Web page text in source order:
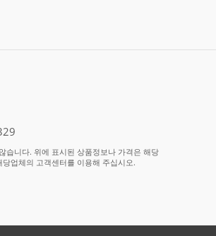
습니다. 위에 표시된 상품정보나 가격은 해당
업체의 고객센터를 이용해 주십시오.